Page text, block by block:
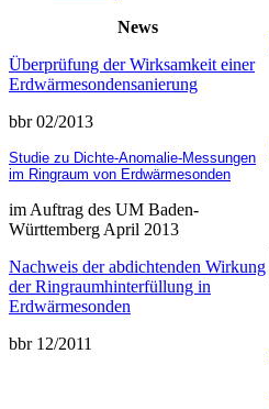
News
Überprüfung der Wirksamkeit einer
Erdwärmesondensanierung
bbr 02/2013
Studie zu Dichte-Anomalie-Messungen
im Ringraum von Erdwärmesonden
im Auftrag des UM Baden-
Württemberg April 2013
Nachweis der abdichtenden Wirkung
der Ringraumhinterfüllung in
Erdwärmesonden
bbr 12/2011